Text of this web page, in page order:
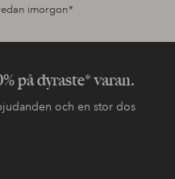
imorgon*
på dyraste* varan.
och en stor dos